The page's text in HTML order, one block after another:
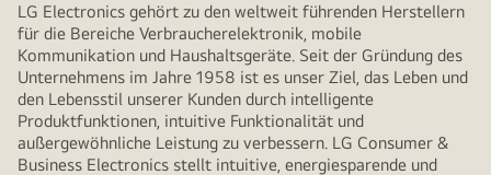
LG Electronics gehört zu den weltweit führenden Herstellern
für die Bereiche Verbraucherelektronik, mobile
Kommunikation und Haushaltsgeräte. Seit der Gründung des
Unternehmens im Jahre 1958 ist es unser Ziel, das Leben und
den Lebensstil unserer Kunden durch intelligente
Produktfunktionen, intuitive Funktionalität und
außergewöhnliche Leistung zu verbessern. LG Consumer &
Business Electronics stellt intuitive, energiesparende und